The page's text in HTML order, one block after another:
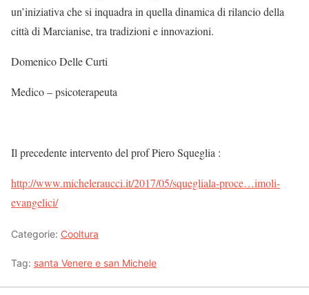
un’iniziativa che si inquadra in quella dinamica di rilancio della
città di Marcianise, tra tradizioni e innovazioni.
Domenico Delle Curti
Medico – psicoterapeuta
Il precedente intervento del prof Piero Squeglia :
http://www.micheleraucci.it/2017/05/squegliala-proce…imoli-
evangelici/‎
Categorie: Cooltura
Tag: santa Venere e san Michele